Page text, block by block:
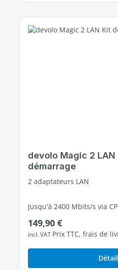
devolo Magic 2 LAN
démarrage
2 adaptateurs LAN
Jusqu'à 2400 Mbits/s via
1 port Ethernet Gigabit
Prix régulier :
149,90 €
incl. VAT Prix TTC, frais de